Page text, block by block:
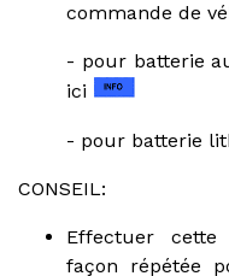
commande de
- pour batterie
ici
- pour batterie
CONSEIL:
Effectuer
façon répétée